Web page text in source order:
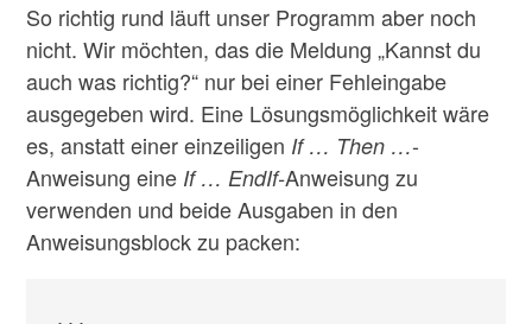
So richtig rund läuft unser Programm aber noch
nicht. Wir möchten, das die Meldung „Kannst du
auch was richtig?“ nur bei einer Fehleingabe
ausgegeben wird. Eine Lösungsmöglichkeit wäre
es, anstatt einer einzeiligen If … Then …-
Anweisung eine If … EndIf-Anweisung zu
verwenden und beide Ausgaben in den
Anweisungsblock zu packen: